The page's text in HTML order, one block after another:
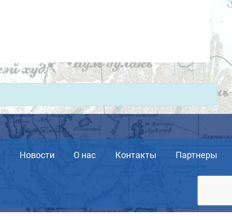
Новости О нас Контакты Партнеры